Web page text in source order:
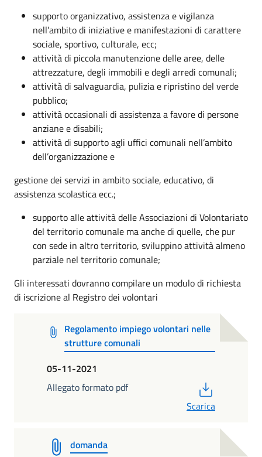
supporto organizzativo, assistenza e vigilanza
nell’ambito di iniziative e manifestazioni di carattere
sociale, sportivo, culturale, ecc;
attività di piccola manutenzione delle aree, delle
attrezzature, degli immobili e degli arredi comunali;
attività di salvaguardia, pulizia e ripristino del verde
pubblico;
attività occasionali di assistenza a favore di persone
anziane e disabili;
attività di supporto agli uffici comunali nell’ambito
dell’organizzazione e
gestione dei servizi in ambito sociale, educativo, di
assistenza scolastica ecc.;
supporto alle attività delle Associazioni di Volontariato
del territorio comunale ma anche di quelle, che pur
con sede in altro territorio, sviluppino attività almeno
parziale nel territorio comunale;
Gli interessati dovranno compilare un modulo di richiesta
di iscrizione al Registro dei volontari
Regolamento impiego volontari nelle
strutture comunali
05-11-2021
Allegato formato pdf
Scarica
domanda